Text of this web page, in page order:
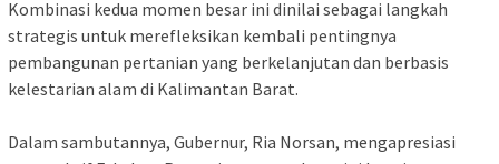
​Kombinasi kedua momen besar ini dinilai sebagai langkah
strategis untuk merefleksikan kembali pentingnya
pembangunan pertanian yang berkelanjutan dan berbasis
kelestarian alam di Kalimantan Barat.
​Dalam sambutannya, Gubernur, Ria Norsan, mengapresiasi